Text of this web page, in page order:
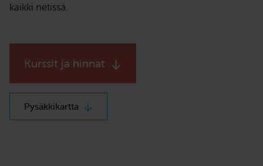
kaikki netissä.
Kurssit ja hinnat
Pysäkkikartta